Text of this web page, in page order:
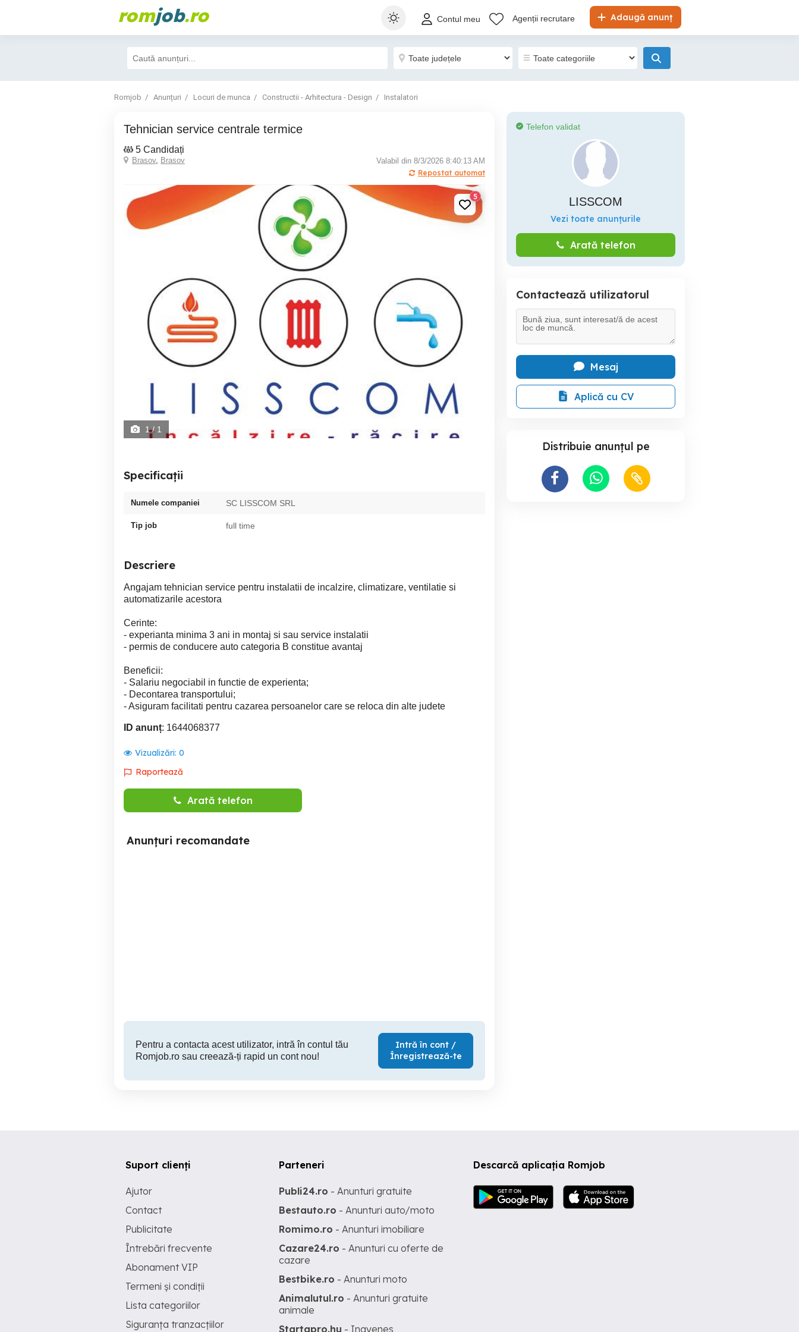
romjob.ro Adaugă anunț
Contul meu Agenții recrutare
Romjob Anunțuri Locuri de munca Constructii - Arhitectura - Design Instalatori
Tehnician service centrale termice
5 Candidați
Brasov, Brasov
Valabil din 8/3/2026 8:40:13 AM
Repostat automat
5
1/ 1
Specificații
Numele companiei SC LISSCOM SRL
Tip job full time
Descriere
Angajam tehnician service pentru instalatii de incalzire, climatizare, ventilatie si
automatizarile acestora
Cerinte:
- experianta minima 3 ani in montaj si sau service instalatii
- permis de conducere auto categoria B constitue avantaj
Beneficii:
- Salariu negociabil in functie de experienta;
- Decontarea transportului;
- Asiguram facilitati pentru cazarea persoanelor care se reloca din alte judete
ID anunț: 1644068377
Vizualizări: 0
Raportează
Arată telefon
Anunțuri recomandate
Pentru a contacta acest utilizator, intră în contul tău
Romjob.ro sau creează-ți rapid un cont nou!
Intră în cont /
Înregistrează-te
Telefon validat
LISSCOM
Vezi toate anunțurile
Arată telefon
Contactează utilizatorul
Mesaj
Aplică cu CV
Distribuie anunțul pe
Descarcă aplicația Romjob
Suport clienți
Ajutor
Contact
Publicitate
Întrebări frecvente
Abonament VIP
Termeni și condiții
Lista categoriilor
Siguranța tranzacțiilor
Parteneri
Publi24.ro - Anunturi gratuite
Bestauto.ro - Anunturi auto/moto
Romimo.ro - Anunturi imobiliare
Cazare24.ro - Anunturi cu oferte de
cazare
Bestbike.ro - Anunturi moto
Animalutul.ro - Anunturi gratuite
animale
Startapro.hu - Ingyenes